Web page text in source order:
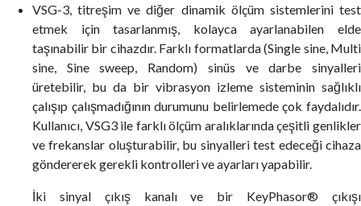
VSG-3, titreşim ve diğer dinamik ölçüm sistemlerini test
etmek için tasarlanmış, kolayca ayarlanabilen elde
taşınabilir bir cihazdır. Farklı formatlarda (Single sine, Multi
sine, Sine sweep, Random) sinüs ve darbe sinyalleri
üretebilir, bu da bir vibrasyon izleme sisteminin sağlıklı
çalışıp çalışmadığının durumunu belirlemede çok faydalıdır.
Kullanıcı, VSG3 ile farklı ölçüm aralıklarında çeşitli genlikler
ve frekanslar oluşturabilir, bu sinyalleri test edeceği cihaza
göndererek gerekli kontrolleri ve ayarları yapabilir.
İki sinyal çıkış kanalı ve bir KeyPhasor® çıkışı